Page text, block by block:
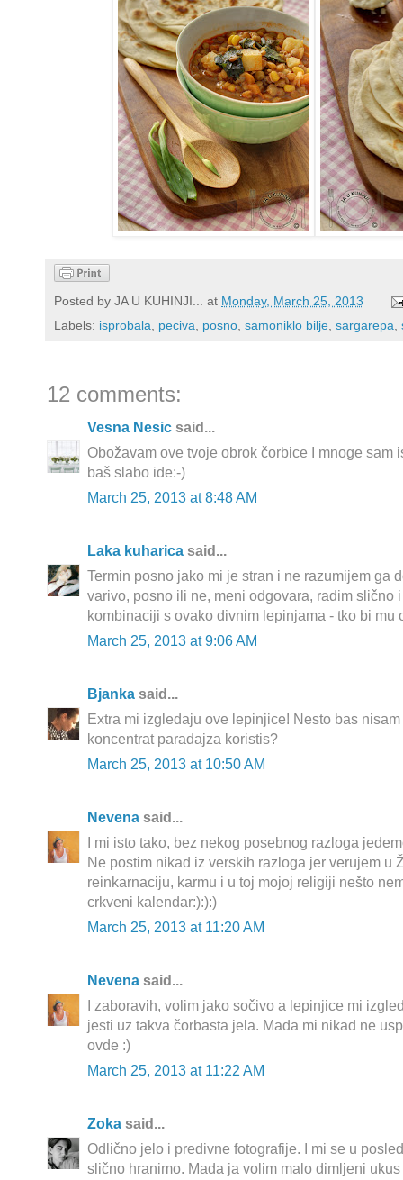
Posted by JA U KUHINJI... at Monday, March 25, 2013
Labels: isprobala, peciva, posno, samoniklo bilje, sargarepa,
12 comments:
Vesna Nesic said...
Obožavam ove tvoje obrok čorbice I mnoge sam
baš slabo ide:-)
March 25, 2013 at 8:48 AM
Laka kuharica said...
Termin posno jako mi je stran i ne razumijem ga
varivo, posno ili ne, meni odgovara, radim slično
kombinaciji s ovako divnim lepinjama - tko bi mu
March 25, 2013 at 9:06 AM
Bjanka said...
Extra mi izgledaju ove lepinjice! Nesto bas
koncentrat paradajza koristis?
March 25, 2013 at 10:50 AM
Nevena said...
I mi isto tako, bez nekog posebnog razloga
Ne postim nikad iz verskih razloga jer verujem u
reinkarnaciju, karmu i u toj mojoj religiji nešto
crkveni kalendar:):):)
March 25, 2013 at 11:20 AM
Nevena said...
I zaboravih, volim jako sočivo a lepinjice mi
jesti uz takva čorbasta jela. Mada mi nikad ne
ovde :)
March 25, 2013 at 11:22 AM
Zoka said...
Odlično jelo i predivne fotografije. I mi se u
slično hranimo. Mada ja volim malo dimljeni